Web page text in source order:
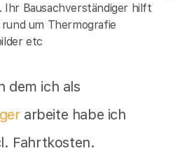
Bausachverständiger hilft
um Thermografie
etc
dem ich als
arbeite habe ich
Fahrtkosten.